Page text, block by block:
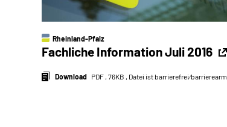
Rheinland-Pfalz
Fachliche Information Juli 2016
Download PDF , 76KB , Datei ist barrierefrei⁄barrierearm